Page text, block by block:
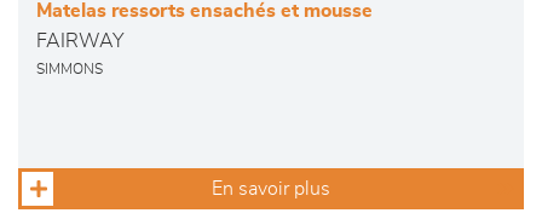
Matelas ressorts ensachés et mousse
FAIRWAY
SIMMONS
En savoir plus